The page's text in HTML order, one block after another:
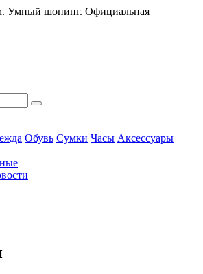
Умный шопинг. Официальная
Обувь Сумки Часы Аксессуары